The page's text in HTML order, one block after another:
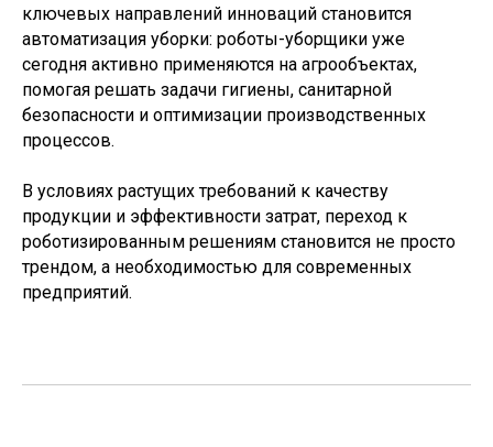
ключевых направлений инноваций становится
автоматизация уборки: роботы-уборщики уже
сегодня активно применяются на агрообъектах,
помогая решать задачи гигиены, санитарной
безопасности и оптимизации производственных
процессов.
В условиях растущих требований к качеству
продукции и эффективности затрат, переход к
роботизированным решениям становится не просто
трендом, а необходимостью для современных
предприятий.